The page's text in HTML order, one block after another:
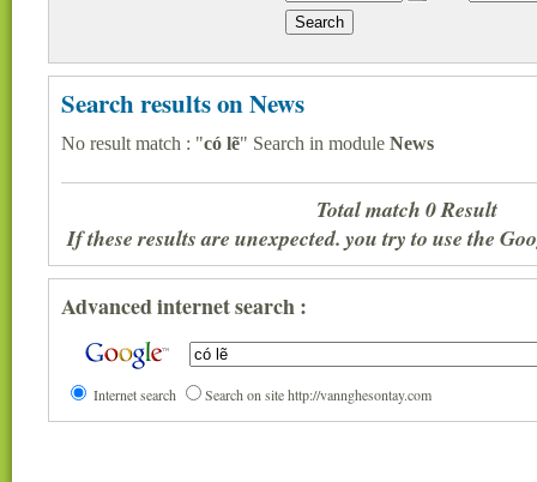
Search results on News
No result match : "có lẽ" Search in module News
Total match 0 Result
If these results are unexpected. you try to use the
Advanced internet search :
Internet search Search on site http://vannghesontay.com